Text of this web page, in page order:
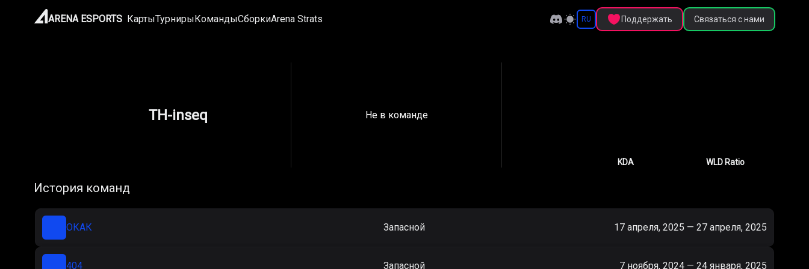
ARENA ESPORTS КартыТурнирыКомандыСборкиArena Strats RU Поддержать Связаться с нами
TH-inseq Не в команде
KDA WLD Ratio
История команд
ОКАК Запасной 17 апреля, 2025 — 27 апреля, 2025
404 Запасной 7 ноября, 2024— 24 января, 2025